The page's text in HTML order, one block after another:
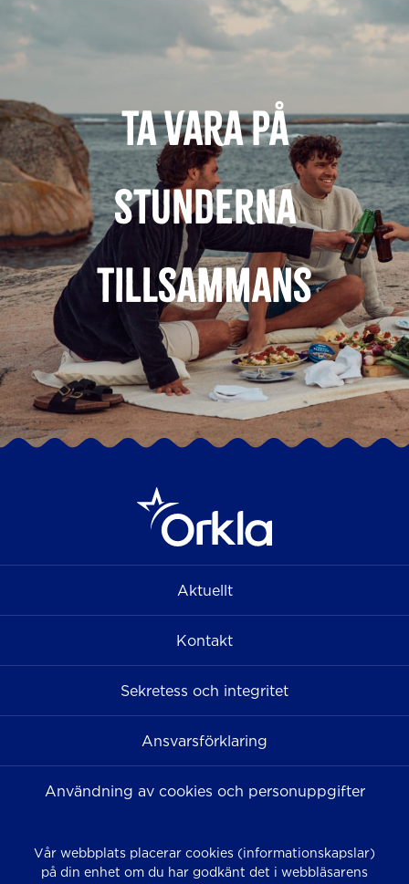
Ta vara på
stunderna
tillsammans
Aktuellt
Kontakt
Sekretess och integritet
Ansvarsförklaring
Användning av cookies och personuppgifter
Vår webbplats placerar cookies (informationskapslar)
på din enhet om du har godkänt det i webbläsarens